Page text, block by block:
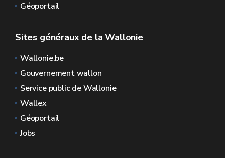
Géoportail
Sites généraux de la Wallonie
Wallonie.be
Gouvernement wallon
Service public de Wallonie
Wallex
Géoportail
Jobs